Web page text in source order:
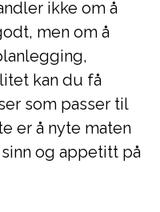
ikke om å
men om å
kan du få
som passer til
er å nyte maten
og appetitt på